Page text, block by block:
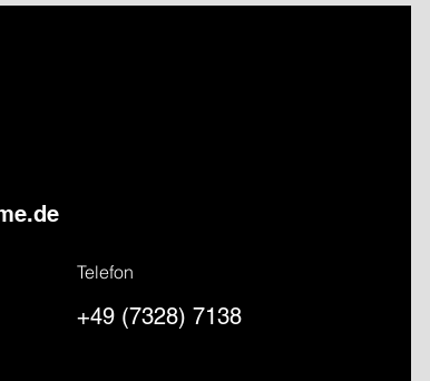
Telefon
+49 (7328) 7138